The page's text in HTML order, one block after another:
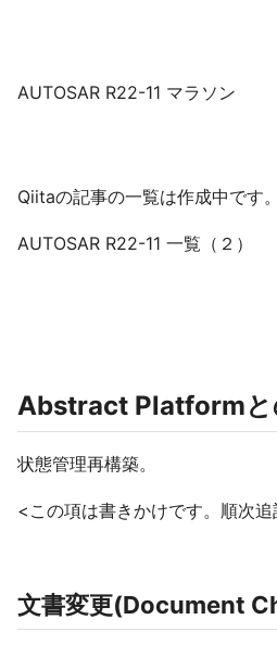
AUTOSAR R22-11 マラソン
Qiitaの記事の一覧は作成中です。
AUTOSAR R22-11 一覧（２）
Abstract Platformと
状態管理再構築。
<この項は書きかけです。順次
文書変更(Document